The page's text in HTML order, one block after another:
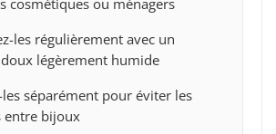
cosmétiques ou ménagers
les régulièrement avec un
légèrement humide
les séparément pour éviter les
entre bijoux